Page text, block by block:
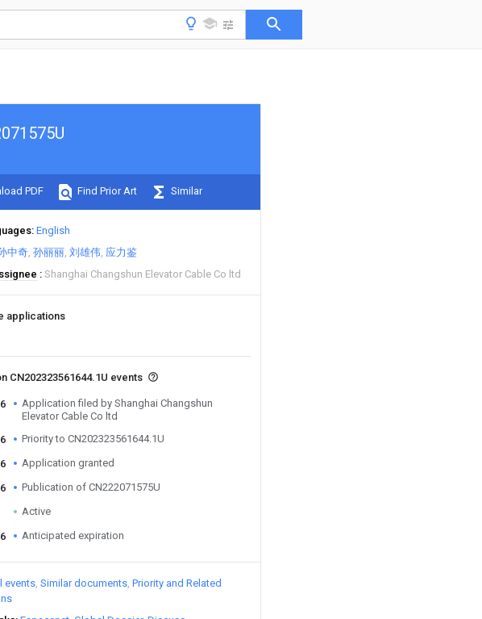
PDF Find Prior Art Similar
English
中奇 孙丽丽 刘雄伟 应力鉴
Shanghai Changshun Elevator Cable Co ltd
applications
CN202323561644.1U events
Application filed by Shanghai Changshun
Elevator Cable Co ltd
Priority to CN202323561644.1U
Application granted
Publication of CN222071575U
Active
Anticipated expiration
events Similar documents Priority and Related